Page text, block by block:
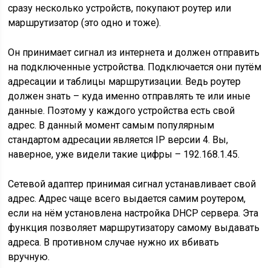
сразу несколько устройств, покупают роутер или
маршрутизатор (это одно и тоже).
Он принимает сигнал из интернета и должен отправить
на подключенные устройства. Подключается они путём
адресации и таблицы маршрутизации. Ведь роутер
должен знать – куда именно отправлять те или иные
данные. Поэтому у каждого устройства есть свой
адрес. В данный момент самым популярным
стандартом адресации является IP версии 4. Вы,
наверное, уже видели такие цифры – 192.168.1.45.
Сетевой адаптер принимая сигнал устанавливает свой
адрес. Адрес чаще всего выдается самим роутером,
если на нём установлена настройка DHCP сервера. Эта
функция позволяет маршрутизатору самому выдавать
адреса. В противном случае нужно их вбивать
вручную.